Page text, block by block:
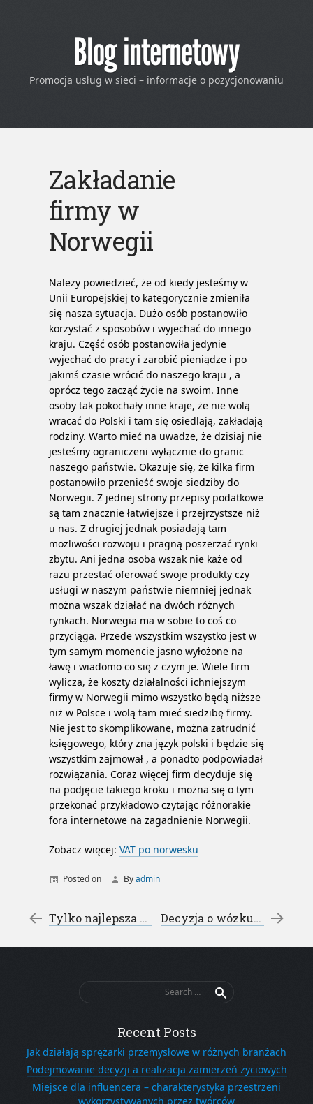
Blog internetowy
Promocja usług w sieci – informacje o pozycjonowaniu
Zakładanie
firmy w
Norwegii
Należy powiedzieć, że od kiedy jesteśmy w
Unii Europejskiej to kategorycznie zmieniła
się nasza sytuacja. Dużo osób postanowiło
korzystać z sposobów i wyjechać do innego
kraju. Część osób postanowiła jedynie
wyjechać do pracy i zarobić pieniądze i po
jakimś czasie wrócić do naszego kraju , a
oprócz tego zacząć życie na swoim. Inne
osoby tak pokochały inne kraje, że nie wolą
wracać do Polski i tam się osiedlają, zakładają
rodziny. Warto mieć na uwadze, że dzisiaj nie
jesteśmy ograniczeni wyłącznie do granic
naszego państwie. Okazuje się, że kilka firm
postanowiło przenieść swoje siedziby do
Norwegii. Z jednej strony przepisy podatkowe
są tam znacznie łatwiejsze i przejrzystsze niż
u nas. Z drugiej jednak posiadają tam
możliwości rozwoju i pragną poszerzać rynki
zbytu. Ani jedna osoba wszak nie każe od
razu przestać oferować swoje produkty czy
usługi w naszym państwie niemniej jednak
można wszak działać na dwóch różnych
rynkach. Norwegia ma w sobie to coś co
przyciąga. Przede wszystkim wszystko jest w
tym samym momencie jasno wyłożone na
ławę i wiadomo co się z czym je. Wiele firm
wylicza, że koszty działalności ichniejszym
firmy w Norwegii mimo wszystko będą niższe
niż w Polsce i wolą tam mieć siedzibę firmy.
Nie jest to skomplikowane, można zatrudnić
księgowego, który zna język polski i będzie się
wszystkim zajmował , a ponadto podpowiadał
rozwiązania. Coraz więcej firm decyduje się
na podjęcie takiego kroku i można się o tym
przekonać przykładowo czytając różnorakie
fora internetowe na zagadnienie Norwegii.
Zobacz więcej: VAT po norwesku
Posted on Byadmin
Post navigation
←
Tylko najlepsza muzyka – discostacja Decyzja o wózku – wózki dziecięce
Search
for:
Recent Posts
Jak działają sprężarki przemysłowe w różnych branżach
Podejmowanie decyzji a realizacja zamierzeń życiowych
Miejsce dla influencera – charakterystyka przestrzeni
wykorzystywanych przez twórców